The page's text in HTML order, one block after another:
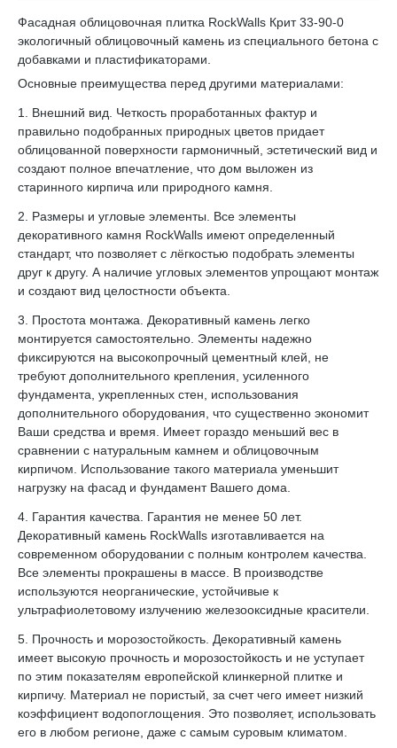
Фасадная облицовочная плитка RockWalls Крит 33-90-0
экологичный облицовочный камень из специального бетона с
добавками и пластификаторами.
Основные преимущества перед другими материалами:
1. Внешний вид. Четкость проработанных фактур и
правильно подобранных природных цветов придает
облицованной поверхности гармоничный, эстетический вид и
создают полное впечатление, что дом выложен из
старинного кирпича или природного камня.
2. Размеры и угловые элементы. Все элементы
декоративного камня RockWalls имеют определенный
стандарт, что позволяет с лёгкостью подобрать элементы
друг к другу. А наличие угловых элементов упрощают монтаж
и создают вид целостности объекта.
3. Простота монтажа. Декоративный камень легко
монтируется самостоятельно. Элементы надежно
фиксируются на высокопрочный цементный клей, не
требуют дополнительного крепления, усиленного
фундамента, укрепленных стен, использования
дополнительного оборудования, что существенно экономит
Ваши средства и время. Имеет гораздо меньший вес в
сравнении с натуральным камнем и облицовочным
кирпичом. Использование такого материала уменьшит
нагрузку на фасад и фундамент Вашего дома.
4. Гарантия качества. Гарантия не менее 50 лет.
Декоративный камень RockWalls изготавливается на
современном оборудовании с полным контролем качества.
Все элементы прокрашены в массе. В производстве
используются неорганические, устойчивые к
ультрафиолетовому излучению железооксидные красители.
5. Прочность и морозостойкость. Декоративный камень
имеет высокую прочность и морозостойкость и не уступает
по этим показателям европейской клинкерной плитке и
кирпичу. Материал не пористый, за счет чего имеет низкий
коэффициент водопоглощения. Это позволяет, использовать
его в любом регионе, даже с самым суровым климатом.